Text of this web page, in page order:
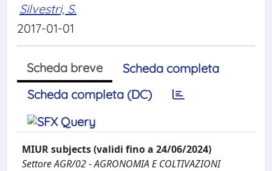
Silvestri, S.
2017-01-01
Scheda breve
Scheda completa
Scheda completa (DC)
MIUR subjects (validi fino a 24/06/2024)
Settore AGR/02 - AGRONOMIA E COLTIVAZIONI